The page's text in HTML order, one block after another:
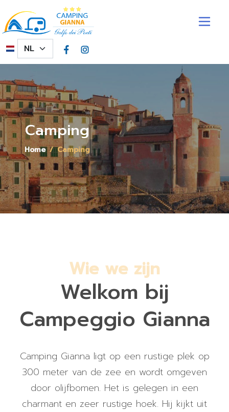
Overslaan en naar de inhoud gaan
Select your language
Camping
Home Camping
Wie we zijn
Welkom bij
Campeggio Gianna
Camping Gianna ligt op een rustige plek op
300 meter van de zee en wordt omgeven
door olijfbomen. Het is gelegen in een
charmant en zeer rustige hoek. Hij kijkt uit